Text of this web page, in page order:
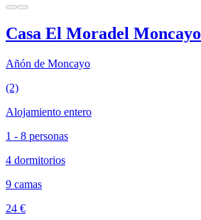
Casa El Moradel Moncayo
Añón de Moncayo
(2)
Alojamiento entero
1 - 8 personas
4 dormitorios
9 camas
24 €